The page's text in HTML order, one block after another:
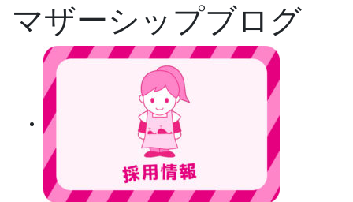
マザーシップブログ